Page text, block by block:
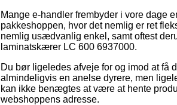
Mange e-handler frembyder i vore dage
pakkeshoppen, hvor det nemlig er ret
nemlig usædvanlig enkel, samt oftest
laminatskærer LC 600 6937000.
Du bør ligeledes afveje for og imod at
almindeligvis en anelse dyrere, men
kan ikke benægtes at være at hente
webshoppens adresse.